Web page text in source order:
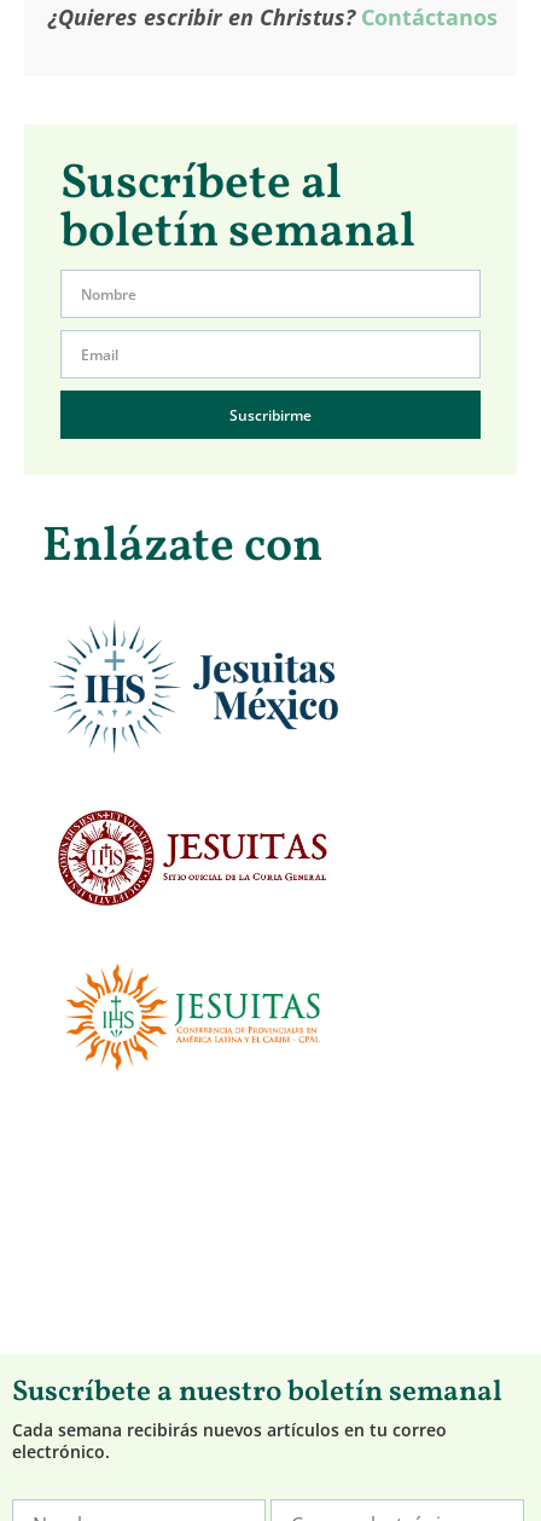
¿Quieres escribir en Christus? Contáctanos
Suscríbete al
boletín semanal
Suscribirme
Enlázate con
Suscríbete a nuestro boletín semanal
Cada semana recibirás nuevos artículos en tu correo
electrónico.